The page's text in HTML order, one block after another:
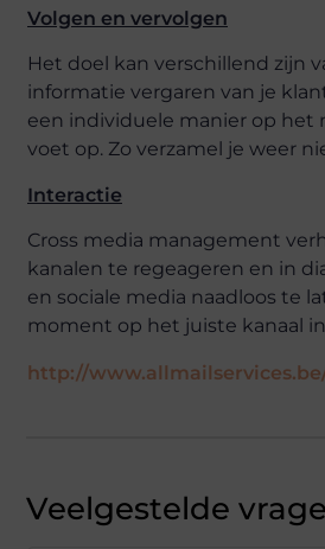
Volgen en vervolgen
Het doel kan verschillend zijn
informatie vergaren van je
een individuele manier op het
voet op. Zo verzamel je weer
Interactie
Cross media management
kanalen te regeageren en in
en sociale media naadloos te
moment op het juiste kanaal
http://
Veelgestelde